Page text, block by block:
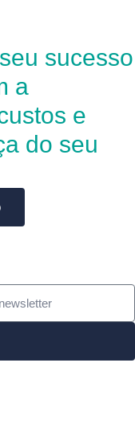
sucesso
a
e
do seu